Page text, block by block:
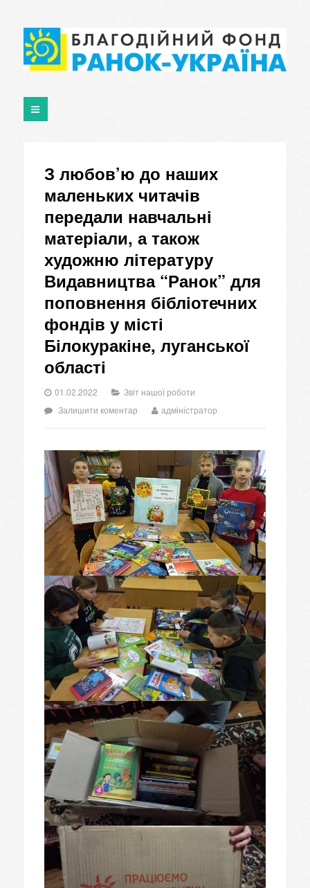
З любов’ю до наших
маленьких читачів
передали навчальні
матеріали, а також
художню літературу
Видавництва “Ранок” для
поповнення бібліотечних
фондів у місті
Білокуракіне, луганської
області
01.02.2022
Звіт нашої роботи
Залишити коментар
адміністратор